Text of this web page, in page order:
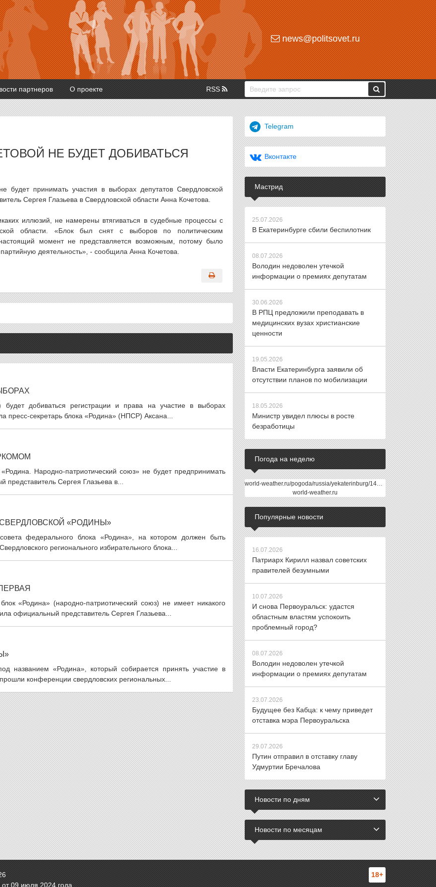
news@politsovet.ru
партнеров О проекте RSS
НЕ БУДЕТ ДОБИВАТЬСЯ
будет принимать участия в выборах депутатов Свердловской
Сергея Глазьева в Свердловской области Анна Кочетова.
иллюзий, не намерены втягиваться в судебные процессы с
области. «Блок был снят с выборов по политическим
момент не представляется возможным, потому было
деятельность», - сообщила Анна Кочетова.
добиваться регистрации и права на участие в выборах
пресс-секретарь блока «Родина» (НПСР) Аксана...
Народно-патриотический союз» не будет предпринимать
Сергея Глазьева в...
«РОДИНЫ»
федерального блока «Родина», на котором должен быть
регионального избирательного блока...
«Родина» (народно-патриотический союз) не имеет никакого
официальный представитель Сергея Глазьева...
названием «Родина», который собирается принять участие в
конференции свердловских региональных...
Telegram
Вконтакте
Мастрид
25.07.2026
В Екатеринбурге сбили беспилотник
08.07.2026
Володин недоволен утечкой
информации о премиях депутатам
30.06.2026
В РПЦ предложили преподавать в
медицинских вузах христианские
ценности
19.05.2026
Власти Екатеринбурга заявили об
отсутствии планов по мобилизации
18.05.2026
Министр увидел плюсы в росте
безработицы
Погода на неделю
world-weather.ru/pogoda/russia/yekaterinburg/14days/
world-weather.ru
Популярные новости
16.07.2026
Патриарх Кирилл назвал советских
правителей безумными
10.07.2026
И снова Первоуральск: удастся
областным властям успокоить
проблемный город?
08.07.2026
Володин недоволен утечкой
информации о премиях депутатам
23.07.2026
Будущее без Кабца: к чему приведет
отставка мэра Первоуральска
29.07.2026
Путин отправил в отставку главу
Удмуртии Бречалова
Новости по дням
Новости по месяцам
09 июля 2024 года.
18+